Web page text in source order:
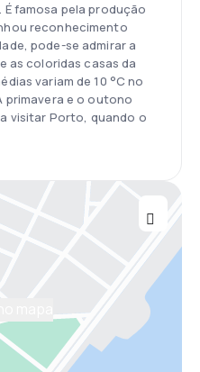
famosa pela produção
reconhecimento
pode-se admirar a
as coloridas casas da
variam de 10 °C no
primavera e o outono
visitar Porto, quando o